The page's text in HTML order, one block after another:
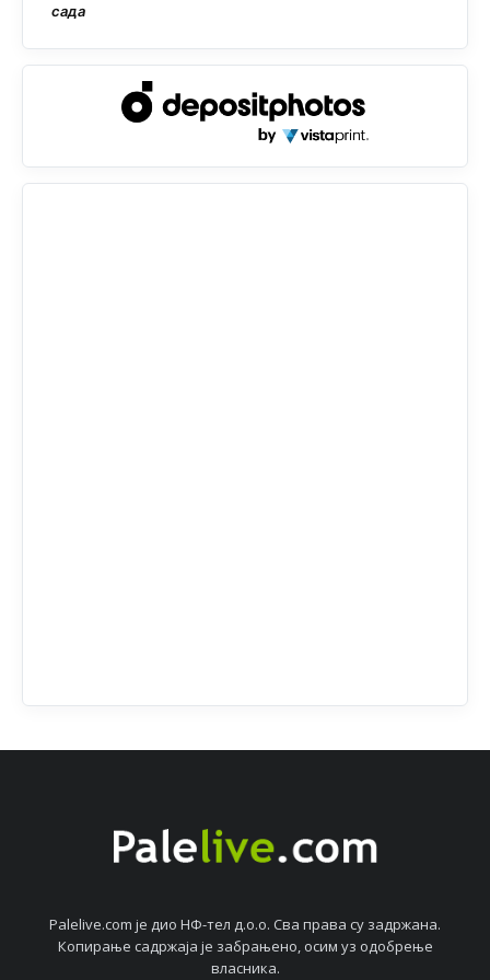
сада
Palelive.com јe дио НФ-тeл д.о.о. Сва права су задржана.
Копирањe садржаја јe забрањeно, осим уз одобрeњe
власника.